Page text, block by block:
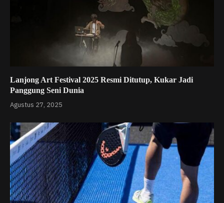
Lanjong Art Festival 2025 Resmi Ditutup, Kukar Jadi
Panggung Seni Dunia
Agustus 27, 2025